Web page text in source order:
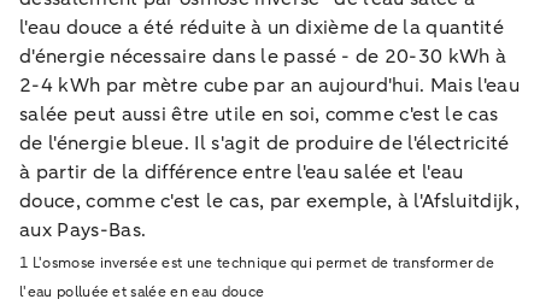
l'eau douce a été réduite à un dixième de la quantité
d'énergie nécessaire dans le passé - de 20-30 kWh à
2-4 kWh par mètre cube par an aujourd'hui. Mais l'eau
salée peut aussi être utile en soi, comme c'est le cas
de l'énergie bleue. Il s'agit de produire de l'électricité
à partir de la différence entre l'eau salée et l'eau
douce, comme c'est le cas, par exemple, à l'Afsluitdijk,
aux Pays-Bas.
1 L'osmose inversée est une technique qui permet de transformer de
l'eau polluée et salée en eau douce